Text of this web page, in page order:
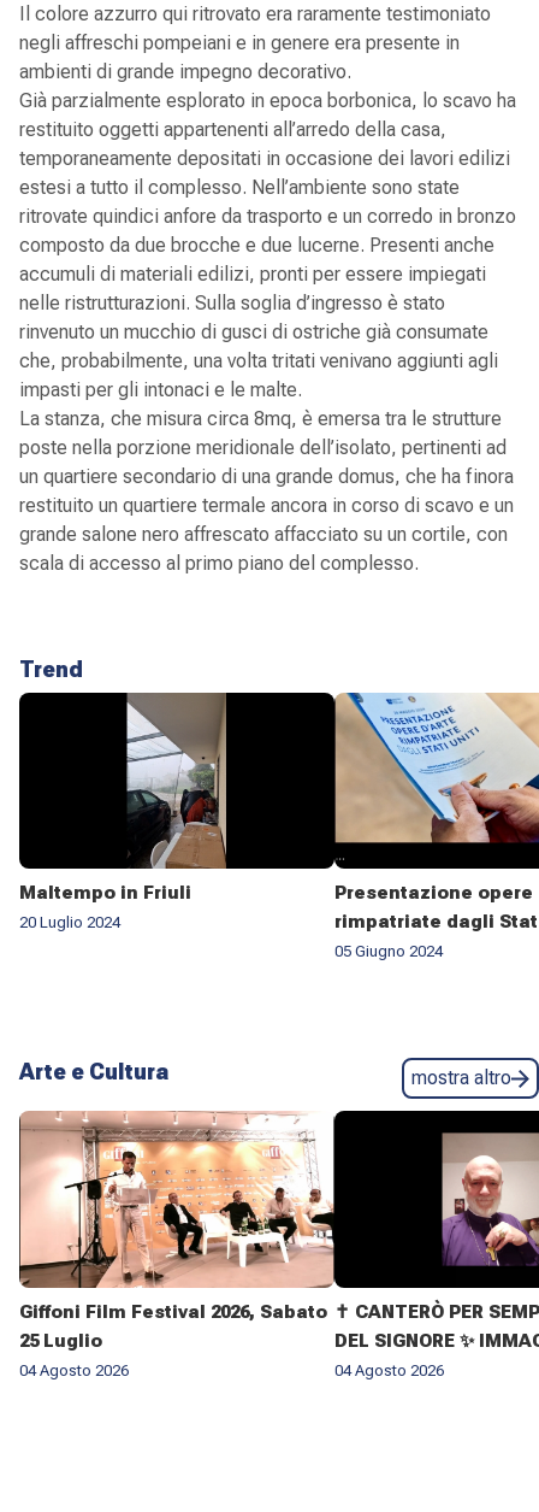
Il colore azzurro qui ritrovato era raramente testimoniato
negli affreschi pompeiani e in genere era presente in
ambienti di grande impegno decorativo.
Già parzialmente esplorato in epoca borbonica, lo scavo ha
restituito oggetti appartenenti all’arredo della casa,
temporaneamente depositati in occasione dei lavori edilizi
estesi a tutto il complesso. Nell’ambiente sono state
ritrovate quindici anfore da trasporto e un corredo in bronzo
composto da due brocche e due lucerne. Presenti anche
accumuli di materiali edilizi, pronti per essere impiegati
nelle ristrutturazioni. Sulla soglia d’ingresso è stato
rinvenuto un mucchio di gusci di ostriche già consumate
che, probabilmente, una volta tritati venivano aggiunti agli
impasti per gli intonaci e le malte.
La stanza, che misura circa 8mq, è emersa tra le strutture
poste nella porzione meridionale dell’isolato, pertinenti ad
un quartiere secondario di una grande domus, che ha finora
restituito un quartiere termale ancora in corso di scavo e un
grande salone nero affrescato affacciato su un cortile, con
scala di accesso al primo piano del complesso.
Trend
Maltempo in Friuli
20 Luglio 2024
Presentazione
rimpatriate dagli
05 Giugno 2024
Arte e Cultura mostra altro
Giffoni Film Festival 2026, Sabato
25 Luglio
04 Agosto 2026
✝️ CANTERÒ PER
DEL SIGNORE ✨
VITA
04 Agosto 2026